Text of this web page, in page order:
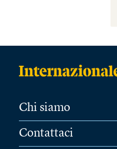
Chi siamo
Contattaci